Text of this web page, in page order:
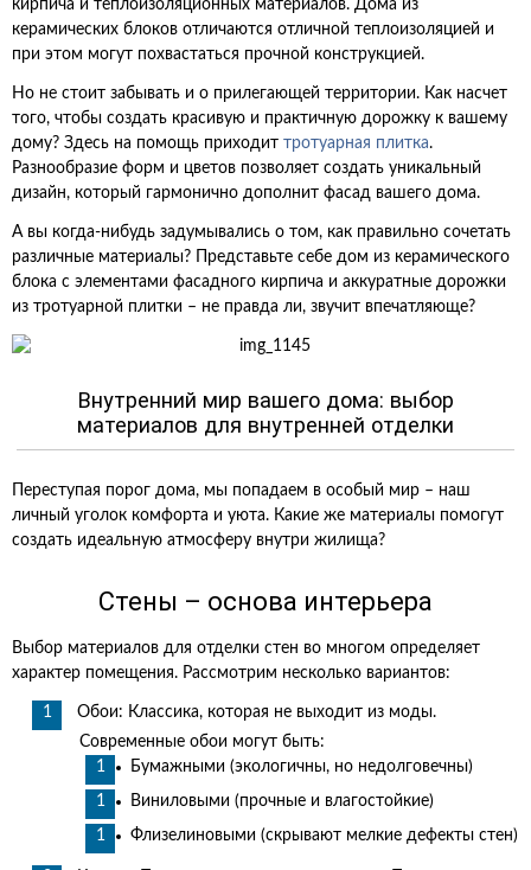
кирпича и теплоизоляционных материалов. Дома из
керамических блоков отличаются отличной теплоизоляцией и
при этом могут похвастаться прочной конструкцией.
Но не стоит забывать и о прилегающей территории. Как насчет
того, чтобы создать красивую и практичную дорожку к вашему
дому? Здесь на помощь приходит тротуарная плитка.
Разнообразие форм и цветов позволяет создать уникальный
дизайн, который гармонично дополнит фасад вашего дома.
А вы когда-нибудь задумывались о том, как правильно сочетать
различные материалы? Представьте себе дом из керамического
блока с элементами фасадного кирпича и аккуратные дорожки
из тротуарной плитки – не правда ли, звучит впечатляюще?
Внутренний мир вашего дома: выбор
материалов для внутренней отделки
Переступая порог дома, мы попадаем в особый мир – наш
личный уголок комфорта и уюта. Какие же материалы помогут
создать идеальную атмосферу внутри жилища?
Стены – основа интерьера
Выбор материалов для отделки стен во многом определяет
характер помещения. Рассмотрим несколько вариантов:
Обои: Классика, которая не выходит из моды.
Современные обои могут быть:
Бумажными (экологичны, но недолговечны)
Виниловыми (прочные и влагостойкие)
Флизелиновыми (скрывают мелкие дефекты стен)